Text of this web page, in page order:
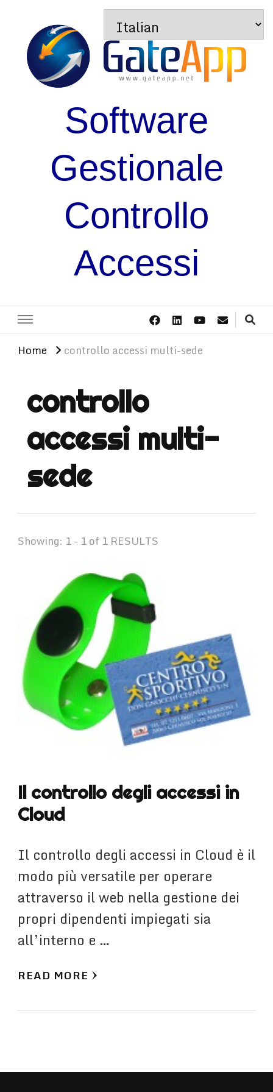
Software
Gestionale
Controllo
Accessi
Home controllo accessi multi-sede
controllo
accessi multi-
sede
Showing: 1 - 1 of 1 RESULTS
Il controllo degli accessi in
Cloud
Il controllo degli accessi in Cloud è il
modo più versatile per operare
attraverso il web nella gestione dei
propri dipendenti impiegati sia
all’interno e …
READ MORE